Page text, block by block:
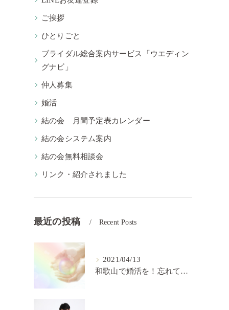
ご挨拶
ひとりごと
ブライダル総合案内サービス「ウエディン
グナビ」
仲人募集
婚活
結の会 月間予定表カレンダー
結の会システム案内
結の会無料相談会
リンク・紹介されました
最近の投稿 Recent Posts
2021/04/13
和歌山で婚活を！忘れてはいけない婚活の秘訣【結の会】